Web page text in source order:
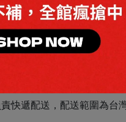
快遞配送，配送範圍為台